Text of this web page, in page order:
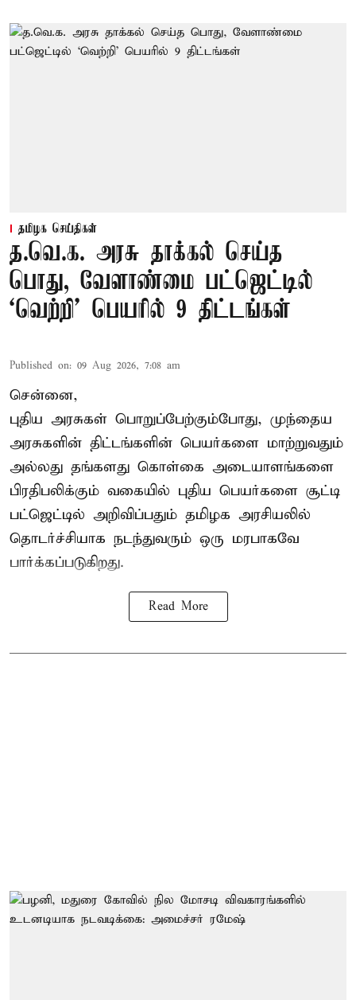
தமிழக செய்திகள்
த.வெ.க. அரசு தாக்கல் செய்த
பொது, வேளாண்மை பட்ஜெட்டில்
‘வெற்றி’ பெயரில் 9 திட்டங்கள்
Published on: 09 Aug 2026, 7:08 am
சென்னை,
புதிய அரசுகள் பொறுப்பேற்கும்போது, முந்தைய
அரசுகளின் திட்டங்களின் பெயர்களை மாற்றுவதும்
அல்லது தங்களது கொள்கை அடையாளங்களை
பிரதிபலிக்கும் வகையில் புதிய பெயர்களை சூட்டி
பட்ஜெட்டில் அறிவிப்பதும் தமிழக அரசியலில்
தொடர்ச்சியாக நடந்துவரும் ஒரு மரபாகவே
பார்க்கப்படுகிறது.
Read More